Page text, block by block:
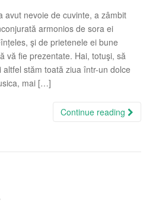
avut nevoie de cuvinte, a zâmbit
armonios de sora ei
şi de prietenele ei bune
vă fie prezentate. Hai, totuşi, să
stăm toată ziua într-un dolce
mai […]
Continue reading